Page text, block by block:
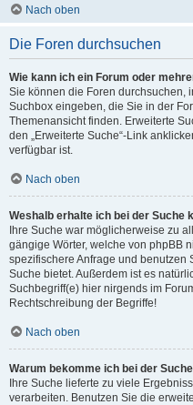
Nach oben
Die Foren durchsuchen
Wie kann ich ein Forum oder
Sie können die Foren durchsuchen,
Suchbox eingeben, die Sie in der
Themenansicht finden. Erweiterte
den „Erweiterte Suche“-Link
verfügbar ist.
Nach oben
Weshalb erhalte ich bei der Suche
Ihre Suche war möglicherweise zu
gängige Wörter, welche von phpBB
spezifischere Anfrage und benutzen
Suche bietet. Außerdem ist es
Suchbegriff(e) hier nirgends im
Rechtschreibung der Begriffe!
Nach oben
Warum bekomme ich bei der
Ihre Suche lieferte zu viele
verarbeiten. Benutzen Sie die